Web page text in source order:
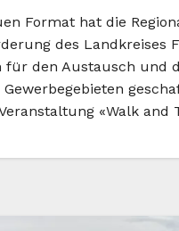
Format hat die
des Landkreises
für den Austausch und
«Walk and